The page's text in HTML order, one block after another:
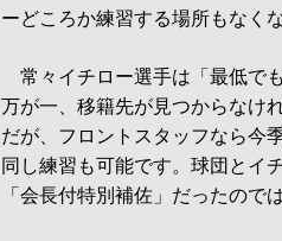
ーどころか練習する場所もなく
常々イチロー選手は「最低で
万が一、移籍先が見つからなけ
だが、フロントスタッフなら今
同し練習も可能です。球団とイ
「会長付特別補佐」だったので